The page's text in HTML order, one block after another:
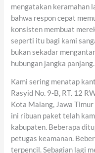
mengatakan keramahan
bahwa respon cepat
konsisten membuat
seperti itu bagi kami
bukan sekadar
hubungan jangka panjang.
Kami sering menatap
Rasyid No. 9-B, RT. 12
Kota Malang, Jawa
ini ribuan paket telah
kabupaten. Beberapa
petugas keamanan.
terpencil. Sebagian lagi